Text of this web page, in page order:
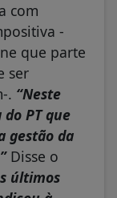
com
-
que parte
ser
. “Neste
PT que
gestão da
Disse o
últimos